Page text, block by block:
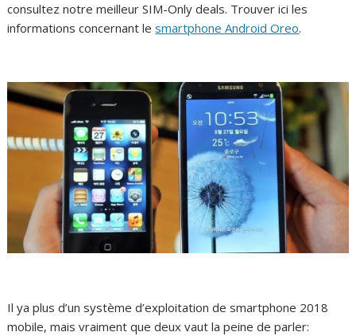
consultez notre meilleur SIM-Only deals. Trouver ici les
informations concernant lesmartphone Android Oreo.
Il ya plus d’un système d’exploitation de smartphone 2018
mobile, mais vraiment que deux vaut la peine de parler: